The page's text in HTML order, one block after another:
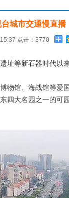
城市交通慢直播
点击：3770
址等新石器时代以
馆、海战馆等
大名园之一的